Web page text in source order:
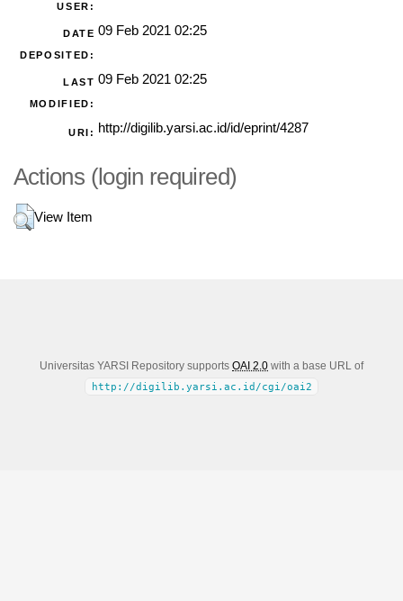
USER:
DATE
DEPOSITED:
09 Feb 2021 02:25
LAST
MODIFIED:
09 Feb 2021 02:25
URI: http://digilib.yarsi.ac.id/id/eprint/4287
Actions (login required)
View Item
Universitas YARSI Repository supports OAI 2.0 with a base URL of
http://digilib.yarsi.ac.id/cgi/oai2